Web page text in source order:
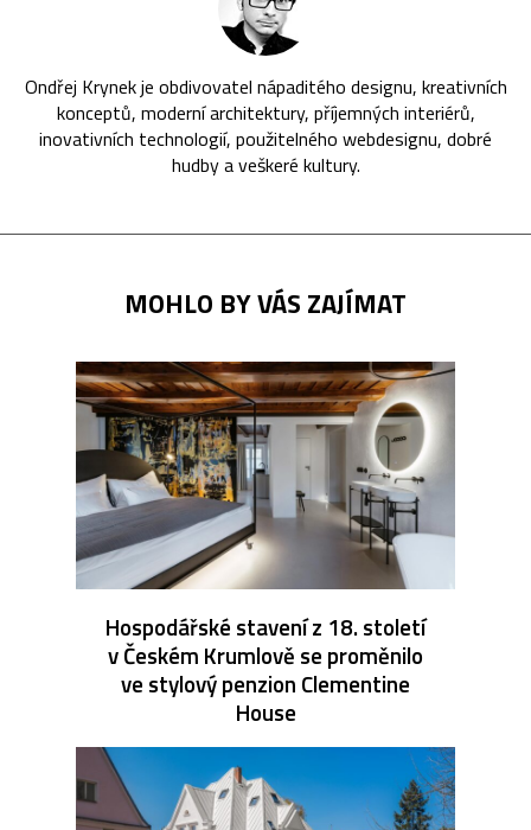
Ondřej Krynek je obdivovatel nápaditého designu, kreativních
konceptů, moderní architektury, příjemných interiérů,
inovativních technologií, použitelného webdesignu, dobré
hudby a veškeré kultury.
MOHLO BY VÁS ZAJÍMAT
Hospodářské stavení z 18. století
v Českém Krumlově se proměnilo
ve stylový penzion Clementine
House